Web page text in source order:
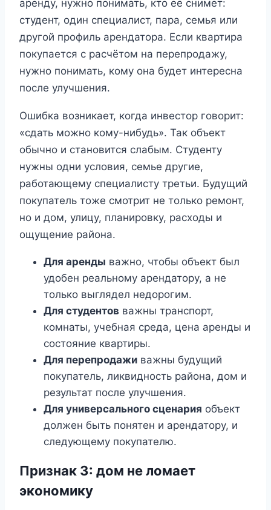
аренду, нужно понимать, кто её снимет:
студент, один специалист, пара, семья или
другой профиль арендатора. Если квартира
покупается с расчётом на перепродажу,
нужно понимать, кому она будет интересна
после улучшения.
Ошибка возникает, когда инвестор говорит:
«сдать можно кому-нибудь». Так объект
обычно и становится слабым. Студенту
нужны одни условия, семье другие,
работающему специалисту третьи. Будущий
покупатель тоже смотрит не только ремонт,
но и дом, улицу, планировку, расходы и
ощущение района.
Для аренды важно, чтобы объект был
удобен реальному арендатору, а не
только выглядел недорогим.
Для студентов важны транспорт,
комнаты, учебная среда, цена аренды и
состояние квартиры.
Для перепродажи важны будущий
покупатель, ликвидность района, дом и
результат после улучшения.
Для универсального сценария объект
должен быть понятен и арендатору, и
следующему покупателю.
Признак 3: дом не ломает
экономику